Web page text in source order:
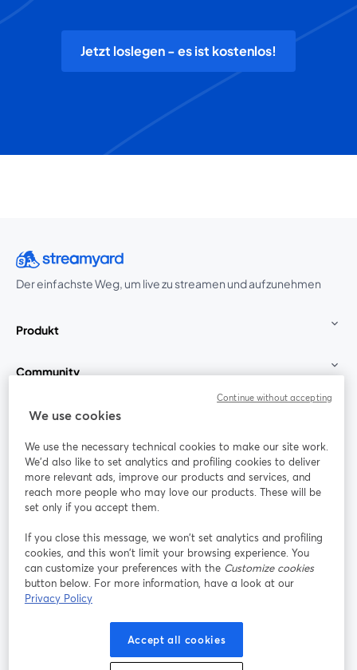
Jetzt loslegen - es ist kostenlos!
Der einfachste Weg, um live zu streamen und aufzunehmen
Produkt
Community
StreamYard für
Mitmachen
Webinar Facebook
wird in einem neuen Tab geöffnet
X (Twitter)
wird in einem neuen Tab geöffnet
Nutzungsbedingungen
wird in einem neuen Tab geöffnet
Datenschutzrichtlinie
wird in einem neuen Tab geöffnet
Cookie-Richtlinie
Cookie-Einstellungen Hilfe-Center
We use cookies
We use the necessary technical cookies to make our site work.
We'd also like to set analytics and profiling cookies to deliver
more relevant ads, improve our products and services, and
reach more people who may love our products. These will be
set only if you accept them.
If you close this message, we won’t set analytics and profiling
cookies, and this won’t limit your browsing experience. You
can customize your preferences with the Customize cookies
button below. For more information, have a look at our
Privacy Policy
Accept all cookies
Continue without accepting